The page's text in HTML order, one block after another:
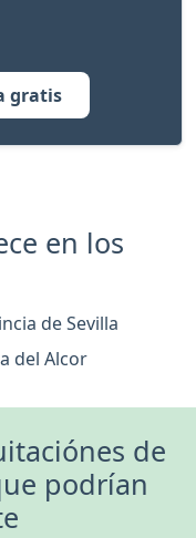
gratis
en los
de Sevilla
del Alcor
de
podrían